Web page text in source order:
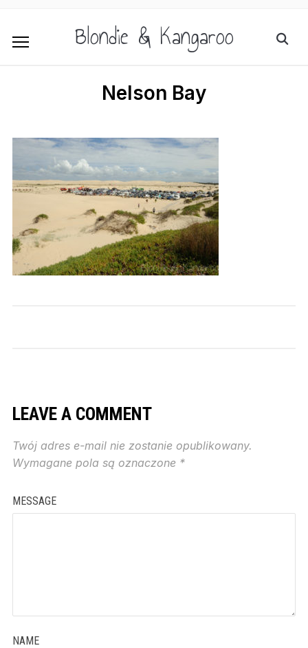
Blondie & Kangaroo
Nelson Bay
LEAVE A COMMENT
Twój adres e-mail nie zostanie opublikowany.
Wymagane pola są oznaczone *
MESSAGE
NAME